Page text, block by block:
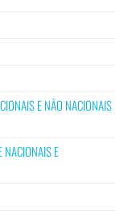
E NÃO NACIONAIS
NACIONAIS E